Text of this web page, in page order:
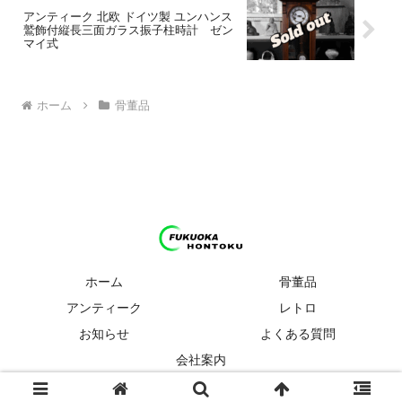
アンティーク 北欧 ドイツ製 ユンハンス
鷲飾付縦長三面ガラス振子柱時計 ゼン
マイ式
ホーム 骨董品
ホーム
骨董品
アンティーク
レトロ
お知らせ
よくある質問
会社案内
© 2024 福岡 骨董品・アンティーク・レトロ ほんとく.